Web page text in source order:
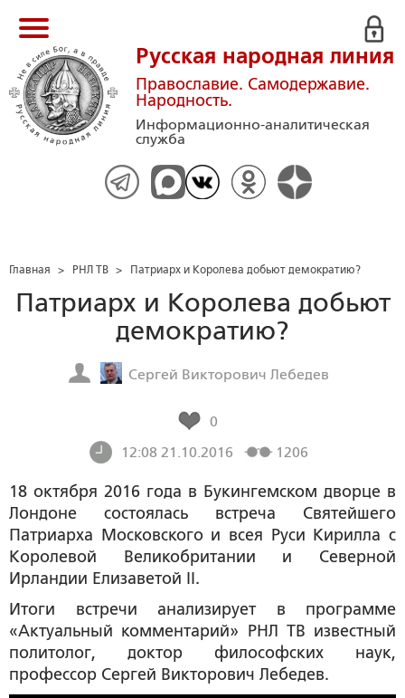
Русская народная линия
Православие. Самодержавие.
Народность.
Информационно-аналитическая
служба
Главная > РНЛ ТВ > Патриарх и Королева добьют демократию?
Патриарх и Королева добьют
демократию?
Сергей Викторович Лебедев
0
12:08 21.10.2016
1206
18 октября 2016 года в Букингемском дворце в
Лондоне состоялась встреча Святейшего
Патриарха Московского и всея Руси Кирилла с
Королевой Великобритании и Северной
Ирландии Елизаветой II.
Итоги встречи анализирует в программе
«Актуальный комментарий» РНЛ ТВ известный
политолог, доктор философских наук,
профессор Сергей Викторович Лебедев.